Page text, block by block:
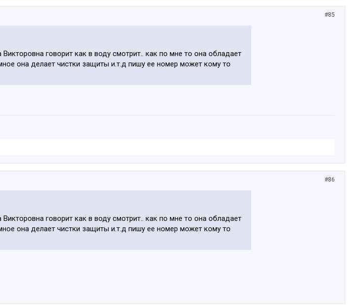
#85
говорит как в воду смотрит.. как по мне то она обладает
она делает чистки защиты и.т.д пишу ее номер может кому то
#86
говорит как в воду смотрит.. как по мне то она обладает
она делает чистки защиты и.т.д пишу ее номер может кому то